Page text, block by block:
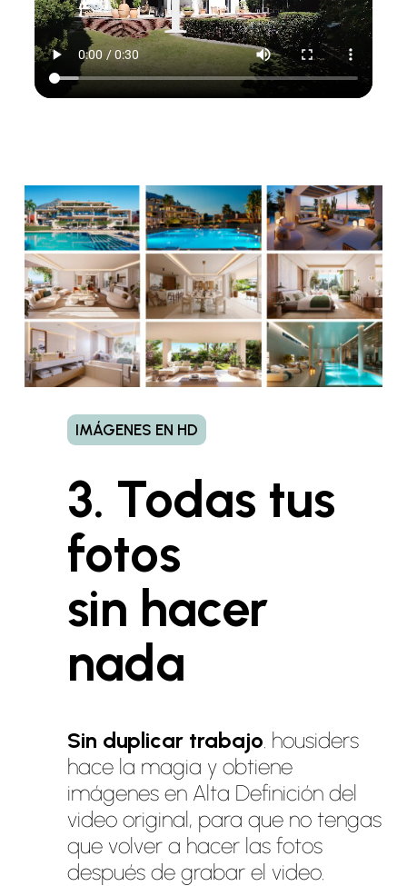
IMÁGENES EN HD
3. Todas tus
fotos
sin hacer
nada
Sin duplicar trabajo . housiders
hace la magia y obtiene
imágenes en Alta Definición del
video original, para que no tengas
que volver a hacer las fotos
después de grabar el video.